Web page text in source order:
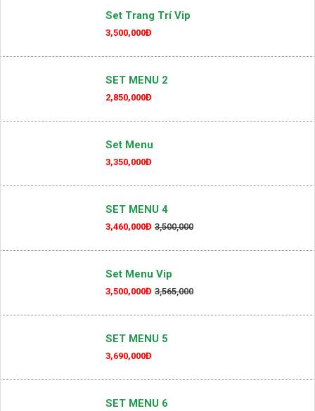
Set Trang Trí Vip
3,500,000Đ
SET MENU 2
2,850,000Đ
Set Menu
3,350,000Đ
SET MENU 4
3,460,000Đ 3,500,000
Set Menu Vip
3,500,000Đ 3,565,000
SET MENU 5
3,690,000Đ
SET MENU 6